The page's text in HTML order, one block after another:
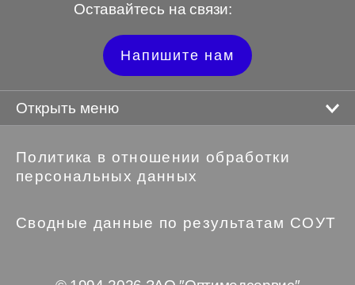
Оставайтесь на связи:
Напишите нам
Открыть меню
Политика в отношении обработки
персональных данных
Сводные данные по результатам СОУТ